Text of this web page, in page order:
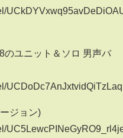
のユニット＆ソロ 男声バ
ジョン)